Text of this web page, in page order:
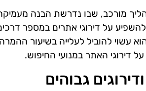
מורכב, שבו נדרשת הבנה
להשפיע על דירוגי אתרים במספר
הוא עשוי להוביל לעלייה בשיעור
דירוגי האתר במנועי החיפוש.
גבוהים